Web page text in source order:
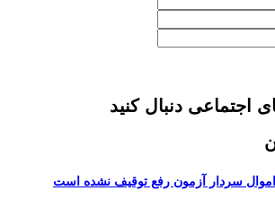
اجتماعی دنبال کنید
سردار آزمون رفع توقیف نشده است